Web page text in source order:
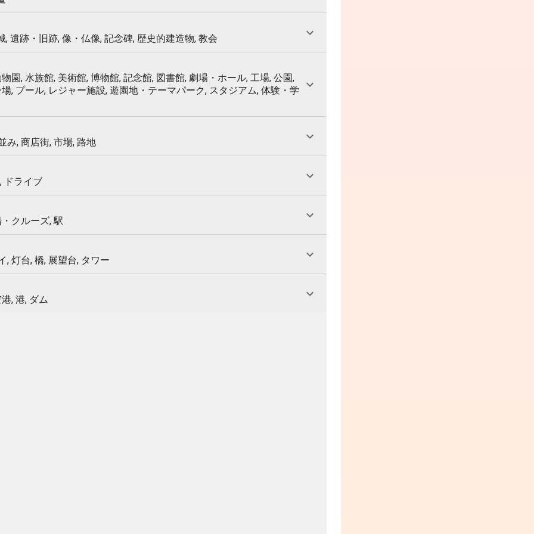
, 遺跡・旧跡, 像・仏像, 記念碑, 歴史的建造物, 教会
園, 水族館, 美術館, 博物館, 記念館, 図書館, 劇場・ホール, 工場, 公園,
, プール, レジャー施設, 遊園地・テーマパーク, スタジアム, 体験・学
み, 商店街, 市場, 路地
ドライブ
クルーズ, 駅
, 灯台, 橋, 展望台, タワー
, 港, ダム